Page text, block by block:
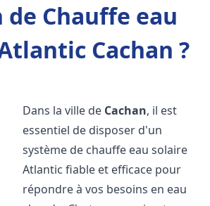
de Chauffe eau
Cachan ?
Dans la ville de Cachan, il est
essentiel de disposer d'un
système de chauffe eau solaire
Atlantic fiable et efficace pour
répondre à vos besoins en eau